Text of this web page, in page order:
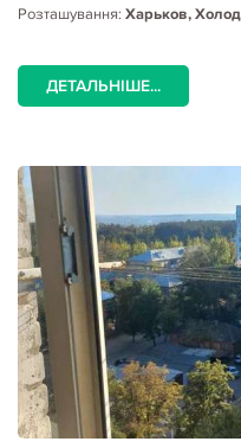
Розташування: Харьков,
ДЕТАЛЬНІШЕ...